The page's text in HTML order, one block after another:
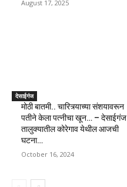
August 17, 2025
देसाईगंज
मोठी बातमी.. चारित्र्याच्या संशयावरून
पतीने केला पत्नीचा खून… – देसाईगंज
तालुक्यातील कोरेगाव येथील आजची
घटना…
October 16, 2024